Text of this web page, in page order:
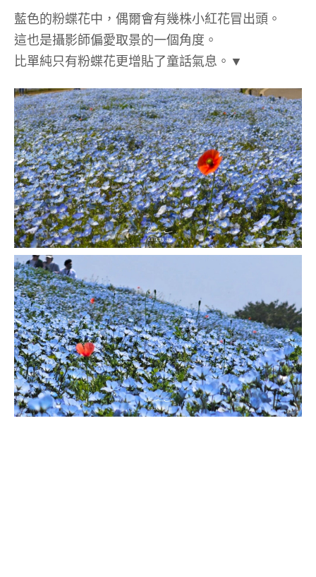
藍色的粉蝶花中，偶爾會有幾株小紅花冒出頭。
這也是攝影師偏愛取景的一個角度。
比單純只有粉蝶花更增貼了童話氣息。▼